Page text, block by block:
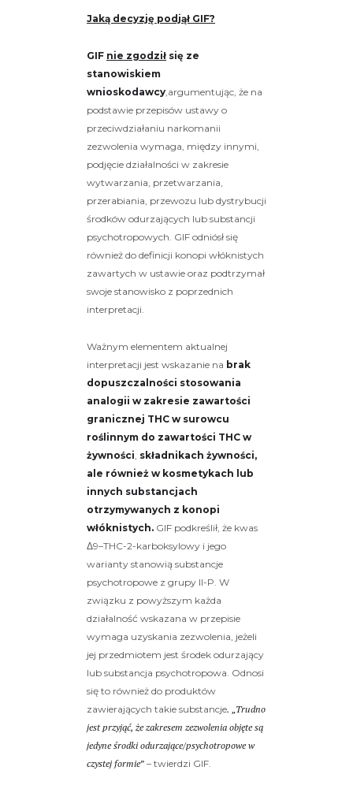
Jaką decyzję podjął GIF?
GIF nie zgodził się ze
stanowiskiem
wnioskodawcy ,argumentując, że na
podstawie przepisów ustawy o
przeciwdziałaniu narkomanii
zezwolenia wymaga, między innymi,
podjęcie działalności w zakresie
wytwarzania, przetwarzania,
przerabiania, przewozu lub dystrybucji
środków odurzających lub substancji
psychotropowych. GIF odniósł się
również do definicji konopi włóknistych
zawartych w ustawie oraz podtrzymał
swoje stanowisko z poprzednich
interpretacji.
Ważnym elementem aktualnej
interpretacji jest wskazanie na brak
dopuszczalności stosowania
analogii w zakresie zawartości
granicznej THC w surowcu
roślinnym do zawartości THC w
żywności składnikach żywności,
ale również w kosmetykach lub
innych substancjach
otrzymywanych z konopi
włóknistych. GIF podkreślił, że kwas
Δ9–THC-2-karboksylowy i jego
warianty stanowią substancje
psychotropowe z grupy II-P. W
związku z powyższym każda
działalność wskazana w przepisie
wymaga uzyskania zezwolenia, jeżeli
jej przedmiotem jest środek odurzający
lub substancja psychotropowa. Odnosi
się to również do produktów
zawierających takie substancje. „Trudno
jest przyjąć, że zakresem zezwolenia objęte są
jedyne środki odurzające/psychotropowe w
czystej formie” – twierdzi GIF.